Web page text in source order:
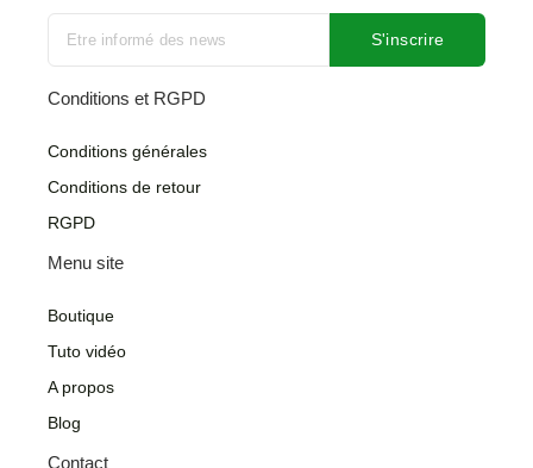
e
b
o
o
k
f
t
a
g
r
a
S'inscrire
Conditions et RGPD
Conditions générales
Conditions de retour
RGPD
Menu site
Boutique
Tuto vidéo
A propos
Blog
Contact